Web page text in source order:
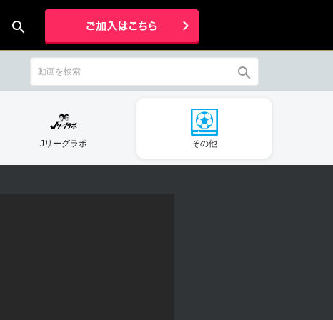
search
search
Jリーグラボ その他